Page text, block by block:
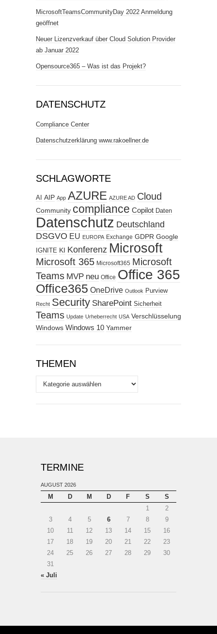
MicrosoftTeamsCommunityDay 2022 Anmeldung
geöffnet
Neuer Lizenzverkauf über Cloud Solution Provider
ab Januar 2022
Opensource365 – Was ist das Projekt?
DATENSCHUTZ
Compliance Center
Datenschutzerklärung www.rakoellner.de
SCHLAGWORTE
AI AIP App AZURE AZURE AD Cloud
Community compliance Copilot Daten
Datenschutz Deutschland
DSGVO EU EUROPA Exchange GDPR Google
IGNITE KI Konferenz Microsoft
Microsoft 365 Microsoft365 Microsoft
Teams MVP neu Office Office 365
Office365 OneDrive Outlook Purview
Recht Security SharePoint Sicherheit
Teams Update Urheberrecht USA Verschlüsselung
Windows Windows 10 Yammer
THEMEN
Themen
TERMINE
AUGUST 2026
M D M D F S
S
1
2
3
4 5 6 7 8
9
10
11 12 13 14 15
16
17
18 19 20 21 22
23
24
25 26 27 28 29
30
31
« Juli